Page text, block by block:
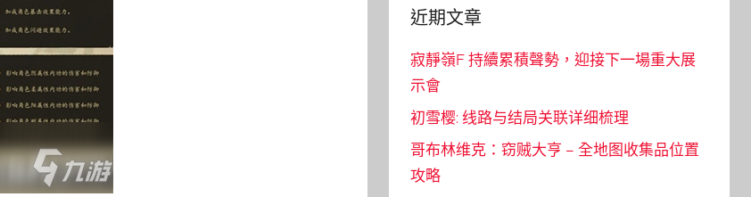
近期文章
寂靜嶺F 持續累積聲勢，迎接下一場重大展
示會
初雪樱: 线路与结局关联详细梳理
哥布林维克：窃贼大亨 – 全地图收集品位置
攻略